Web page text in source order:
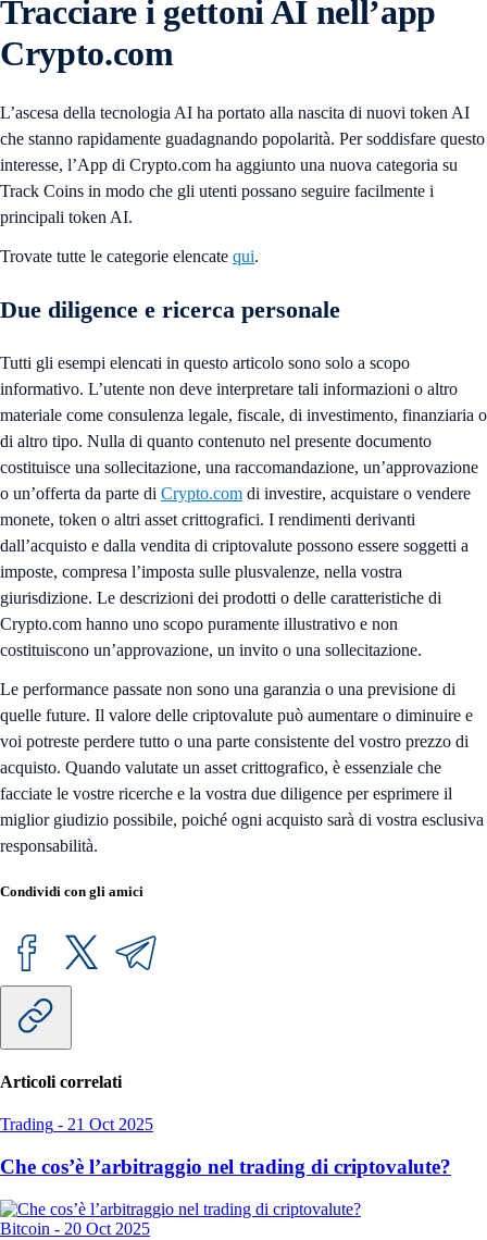
Tracciare i gettoni AI nell’app
Crypto.com
L’ascesa della tecnologia AI ha portato alla nascita di nuovi token AI
che stanno rapidamente guadagnando popolarità. Per soddisfare questo
interesse, l’App di Crypto.com ha aggiunto una nuova categoria su
Track Coins in modo che gli utenti possano seguire facilmente i
principali token AI.
Trovate tutte le categorie elencate qui.
Due diligence e ricerca personale
Tutti gli esempi elencati in questo articolo sono solo a scopo
informativo. L’utente non deve interpretare tali informazioni o altro
materiale come consulenza legale, fiscale, di investimento, finanziaria o
di altro tipo. Nulla di quanto contenuto nel presente documento
costituisce una sollecitazione, una raccomandazione, un’approvazione
o un’offerta da parte di Crypto.com di investire, acquistare o vendere
monete, token o altri asset crittografici. I rendimenti derivanti
dall’acquisto e dalla vendita di criptovalute possono essere soggetti a
imposte, compresa l’imposta sulle plusvalenze, nella vostra
giurisdizione. Le descrizioni dei prodotti o delle caratteristiche di
Crypto.com hanno uno scopo puramente illustrativo e non
costituiscono un’approvazione, un invito o una sollecitazione.
Le performance passate non sono una garanzia o una previsione di
quelle future. Il valore delle criptovalute può aumentare o diminuire e
voi potreste perdere tutto o una parte consistente del vostro prezzo di
acquisto. Quando valutate un asset crittografico, è essenziale che
facciate le vostre ricerche e la vostra due diligence per esprimere il
miglior giudizio possibile, poiché ogni acquisto sarà di vostra esclusiva
responsabilità.
Condividi con gli amici
Articoli correlati
Trading - 21 Oct 2025
Che cos’è l’arbitraggio nel trading di criptovalute?
Bitcoin - 20 Oct 2025